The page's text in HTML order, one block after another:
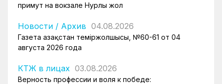
примут на вокзале Нурлы жол
Новости / Архив 04.08.2026
Газета Қазақстан теміржолшысы, №60-61 от 04
августа 2026 года
КТЖ в лицах 03.08.2026
Верность профессии и воля к победе: